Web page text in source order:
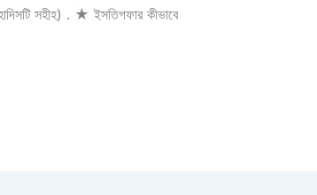
সহীহ) . ★ ইসতিগফার কীভাবে